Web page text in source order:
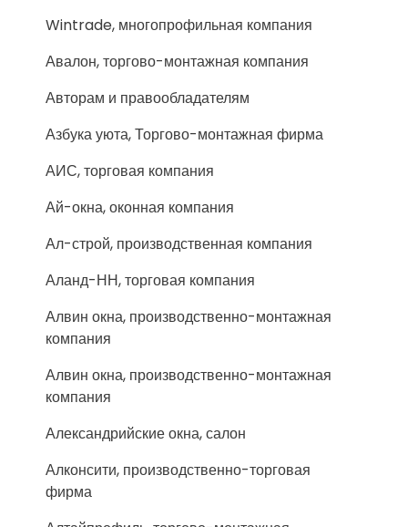
Wintrade, многопрофильная компания
Авалон, торгово-монтажная компания
Авторам и правообладателям
Азбука уюта, Торгово-монтажная фирма
АИС, торговая компания
Ай-окна, оконная компания
Ал-строй, производственная компания
Аланд-НН, торговая компания
Алвин окна, производственно-монтажная
компания
Алвин окна, производственно-монтажная
компания
Александрийские окна, салон
Алконсити, производственно-торговая
фирма